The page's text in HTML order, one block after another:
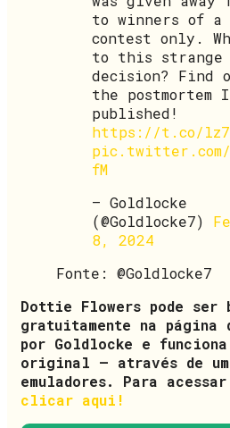
to winners of
contest only.
to this strange
decision? Find
the postmortem
published!
https://t.co/
pic.twitter.com/
fM
— Goldlocke
(@Goldlocke7)
8, 2024
Fonte: @Goldlocke7
Dottie Flowers pode ser
gratuitamente na
por Goldlocke e funciona
original – através de
emuladores. Para
clicar aqui!